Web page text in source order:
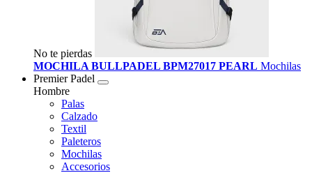
No te pierdas
MOCHILA BULLPADEL BPM27017 PEARL Mochilas
Premier Padel
Hombre
Palas
Calzado
Textil
Paleteros
Mochilas
Accesorios